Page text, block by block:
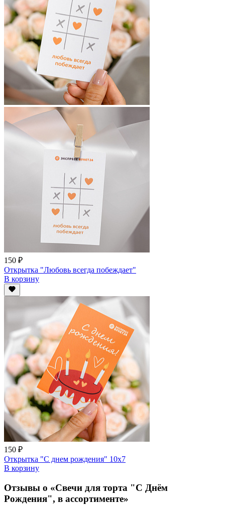
150 ₽
Открытка "Любовь всегда побеждает"
В корзину
150 ₽
Открытка "С днем рождения" 10х7
В корзину
Отзывы о «Свечи для торта "С Днём
Рождения", в ассортименте»